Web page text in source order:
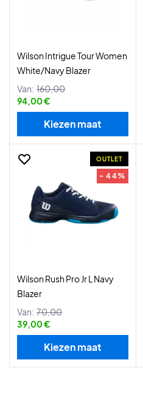
Wilson Intrigue Tour Women
White/Navy Blazer
Van: 160,00
94,00 €
Kiezen maat
OUTLET
- 44%
Wilson Rush Pro Jr L Navy
Blazer
Van: 70,00
39,00 €
Kiezen maat